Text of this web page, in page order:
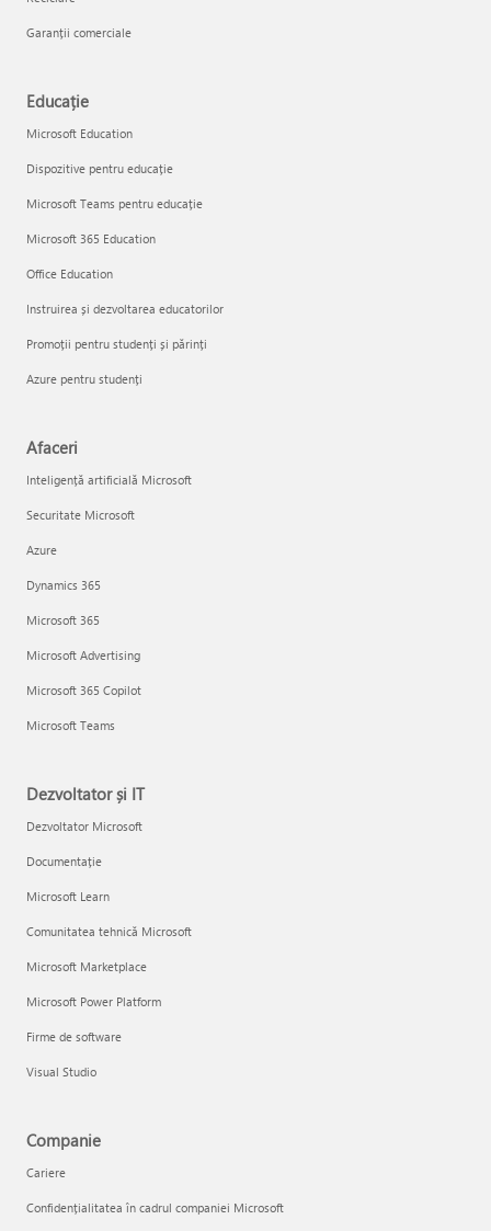
Garanții comerciale
Educație
Microsoft Education
Dispozitive pentru educație
Microsoft Teams pentru educație
Microsoft 365 Education
Office Education
Instruirea și dezvoltarea educatorilor
Promoții pentru studenți și părinți
Azure pentru studenți
Afaceri
Inteligență artificială Microsoft
Securitate Microsoft
Azure
Dynamics 365
Microsoft 365
Microsoft Advertising
Microsoft 365 Copilot
Microsoft Teams
Dezvoltator și IT
Dezvoltator Microsoft
Documentație
Microsoft Learn
Comunitatea tehnică Microsoft
Microsoft Marketplace
Microsoft Power Platform
Firme de software
Visual Studio
Companie
Cariere
Confidențialitatea în cadrul companiei Microsoft